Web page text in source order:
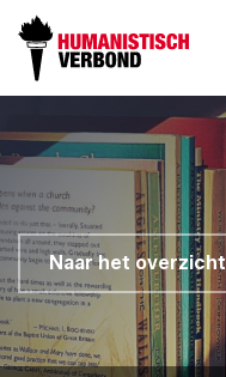
Naar het overzicht